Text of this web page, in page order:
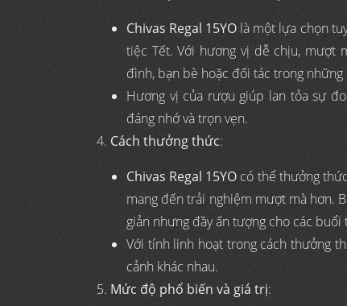
Chivas Regal 15YO là một lựa chọn
tiệc Tết. Với hương vị dễ chịu, mượt
đình, bạn bè hoặc đối tác trong
Hương vị của rượu giúp lan tỏa sự
đáng nhớ và trọn vẹn.
Cách thưởng thức:
Chivas Regal 15YO có thể thưởng
mang đến trải nghiệm mượt mà hơn.
giản nhưng đầy ấn tượng cho các buổi
Với tính linh hoạt trong cách thưởng
cảnh khác nhau.
Mức độ phổ biến và giá trị: